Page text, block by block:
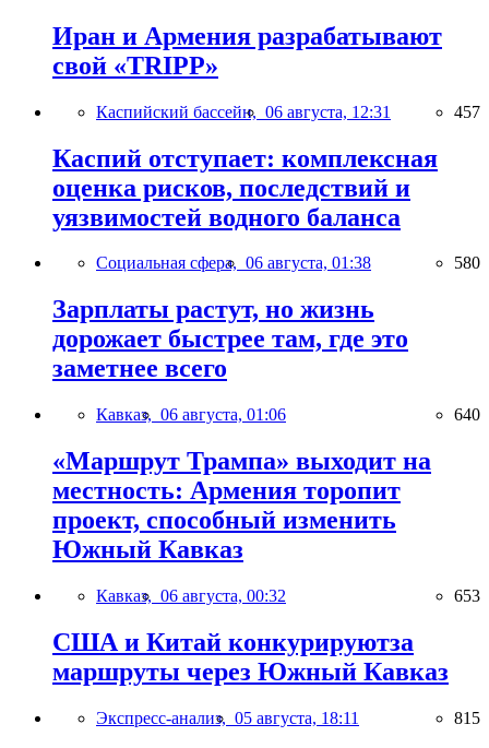
Иран и Армения разрабатывают
свой «TRIPP»
Каспийский бассейн, 06 августа, 12:31 457
Каспий отступает: комплексная
оценка рисков, последствий и
уязвимостей водного баланса
Социальная сфера, 06 августа, 01:38 580
Зарплаты растут, но жизнь
дорожает быстрее там, где это
заметнее всего
Кавказ, 06 августа, 01:06 640
«Маршрут Трампа» выходит на
местность: Армения торопит
проект, способный изменить
Южный Кавказ
Кавказ, 06 августа, 00:32 653
США и Китай конкурируютза
маршруты через Южный Кавказ
Экспресс-анализ, 05 августа, 18:11 815